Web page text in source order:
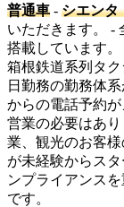
普通車 - シエンタ
いただきます。 -
搭載しています
箱根鉄道系列タ
日勤務の勤務体
からの電話予約
営業の必要はあ
業、観光のお客
が未経験からス
ンプライアンス
です。